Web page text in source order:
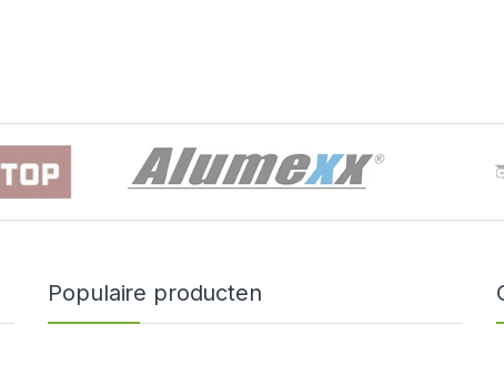
Populaire producten